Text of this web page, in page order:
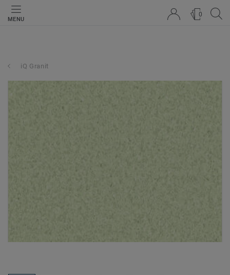
MENU
0
iQ Granit